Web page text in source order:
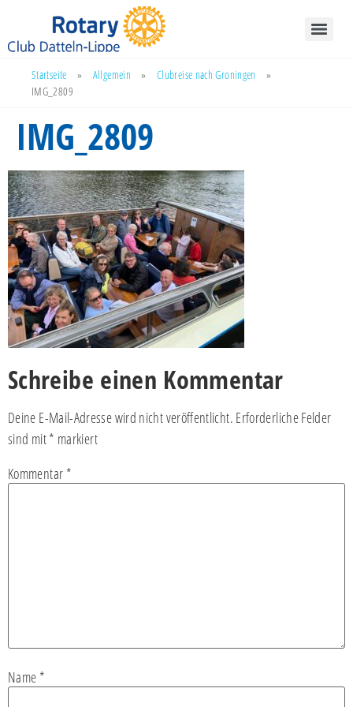
Startseite » Allgemein » Clubreise nach Groningen
»
IMG_2809
IMG_2809
Schreibe einen Kommentar
Deine E-Mail-Adresse wird nicht veröffentlicht. Erforderliche Felder
sind mit* markiert
Kommentar *
Name *